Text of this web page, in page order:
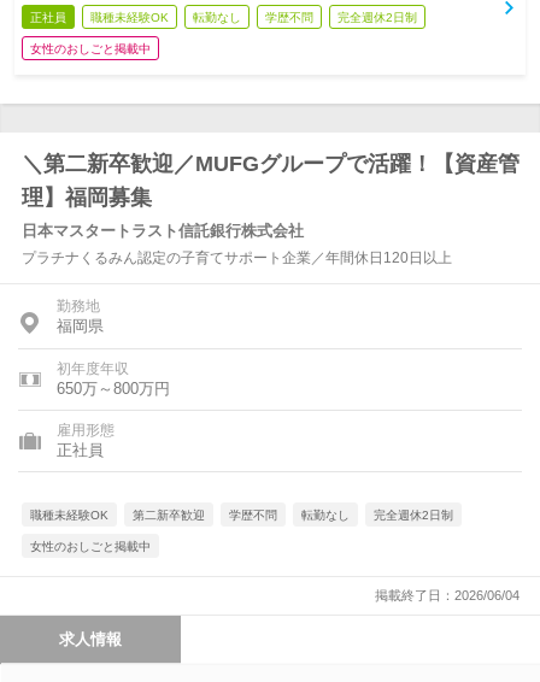
正社員 職種未経験OK 転勤なし 学歴不問 完全週休2日制
女性のおしごと掲載中
＼第二新卒歓迎／MUFGグループで活躍！【資産管
理】福岡募集
日本マスタートラスト信託銀行株式会社
プラチナくるみん認定の子育てサポート企業／年間休日120日以上
勤務地
福岡県
初年度年収
650万～800万円
雇用形態
正社員
職種未経験OK 第二新卒歓迎 学歴不問 転勤なし 完全週休2日制
女性のおしごと掲載中
掲載終了日：2026/06/04
求人情報